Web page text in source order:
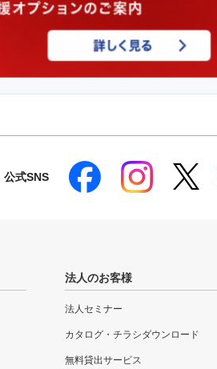
公式SNS
法人のお客様
法人セミナー
カタログ・チラシダウンロード
無料貸出サービス